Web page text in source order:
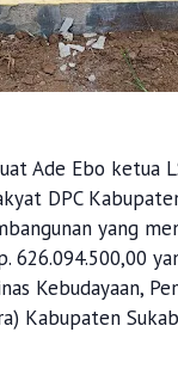
Ade Ebo ketua
DPC
yang
626.094.500,00
Kebudayaan,
Kabupaten